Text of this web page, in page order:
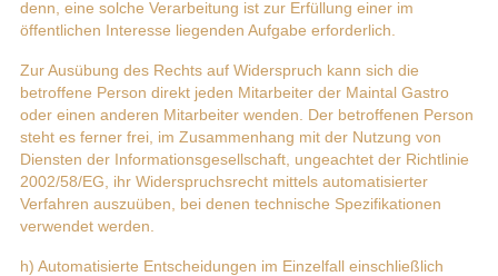
denn, eine solche Verarbeitung ist zur Erfüllung einer im
öffentlichen Interesse liegenden Aufgabe erforderlich.
Zur Ausübung des Rechts auf Widerspruch kann sich die
betroffene Person direkt jeden Mitarbeiter der Maintal Gastro
oder einen anderen Mitarbeiter wenden. Der betroffenen Person
steht es ferner frei, im Zusammenhang mit der Nutzung von
Diensten der Informationsgesellschaft, ungeachtet der Richtlinie
2002/58/EG, ihr Widerspruchsrecht mittels automatisierter
Verfahren auszuüben, bei denen technische Spezifikationen
verwendet werden.
h) Automatisierte Entscheidungen im Einzelfall einschließlich